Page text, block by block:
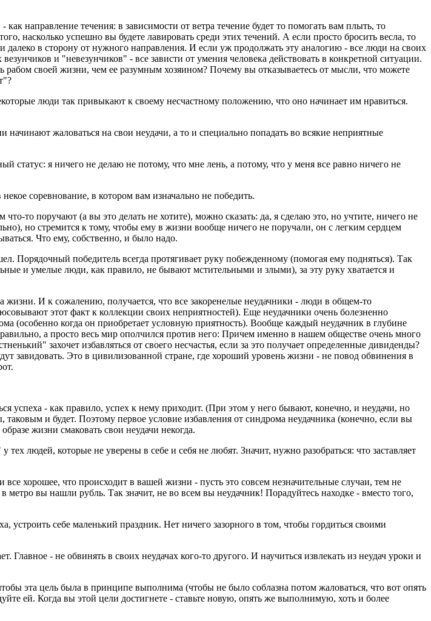
направление течения: в зависимости от ветра течение будет то помогать вам плыть, то
насколько успешно вы будете лавировать среди этих течений. А если просто бросить весла, то
далеко в сторону от нужного направления. И если уж продолжать эту аналогию - все люди на своих
и "невезунчиков" - все зависти от умения человека действовать в конкретной ситуации.
рабом своей жизни, чем ее разумным хозяином? Почему вы отказываетесь от мысли, что можете
люди так привыкают к своему несчастному положению, что оно начинает им нравиться.
жаловаться на свои неудачи, а то и специально попадать во всякие неприятные
статус: я ничего не делаю не потому, что мне лень, а потому, что у меня все равно ничего не
соревнование, в котором вам изначально не победить.
то поручают (а вы это делать не хотите), можно сказать: да, я сделаю это, но учтите, ничего не
но стремится к тому, чтобы ему в жизни вообще ничего не поручали, он с легким сердцем
Что ему, собственно, и было надо.
Порядочный победитель всегда протягивает руку побежденному (помогая ему подняться). Так
и умелые люди, как правило, не бывают мстительными и злыми), за эту руку хватается и
жизни. И к сожалению, получается, что все закоренелые неудачники - люди в общем-то
этот факт к коллекции своих неприятностей). Еще неудачники очень болезненно
когда он приобретает условную приятность). Вообще каждый неудачник в глубине
а просто весь мир ополчился против него: Причем именно в нашем обществе очень много
захочет избавляться от своего несчастья, если за это получает определенные дивиденды?
завидовать. Это в цивилизованной стране, где хороший уровень жизни - не повод обвинения в
успеха - как правило, успех к нему приходит. (При этом у него бывают, конечно, и неудачи, но
и будет. Поэтому первое условие избавления от синдрома неудачника (конечно, если вы
жизни смаковать свои неудачи некогда.
людей, которые не уверены в себе и себя не любят. Значит, нужно разобраться: что заставляет
хорошее, что происходит в вашей жизни - пусть это совсем незначительные случаи, тем не
вы нашли рубль. Так значит, не во всем вы неудачник! Порадуйтесь находке - вместо того,
устроить себе маленький праздник. Нет ничего зазорного в том, чтобы гордиться своими
- не обвинять в своих неудачах кого-то другого. И научиться извлекать из неудач уроки и
эта цель была в принципе выполнима (чтобы не было соблазна потом жаловаться, что вот опять
ей. Когда вы этой цели достигнете - ставьте новую, опять же выполнимую, хоть и более